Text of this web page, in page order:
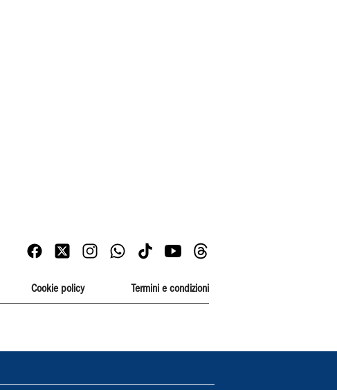
Cookie policy Termini e condizioni